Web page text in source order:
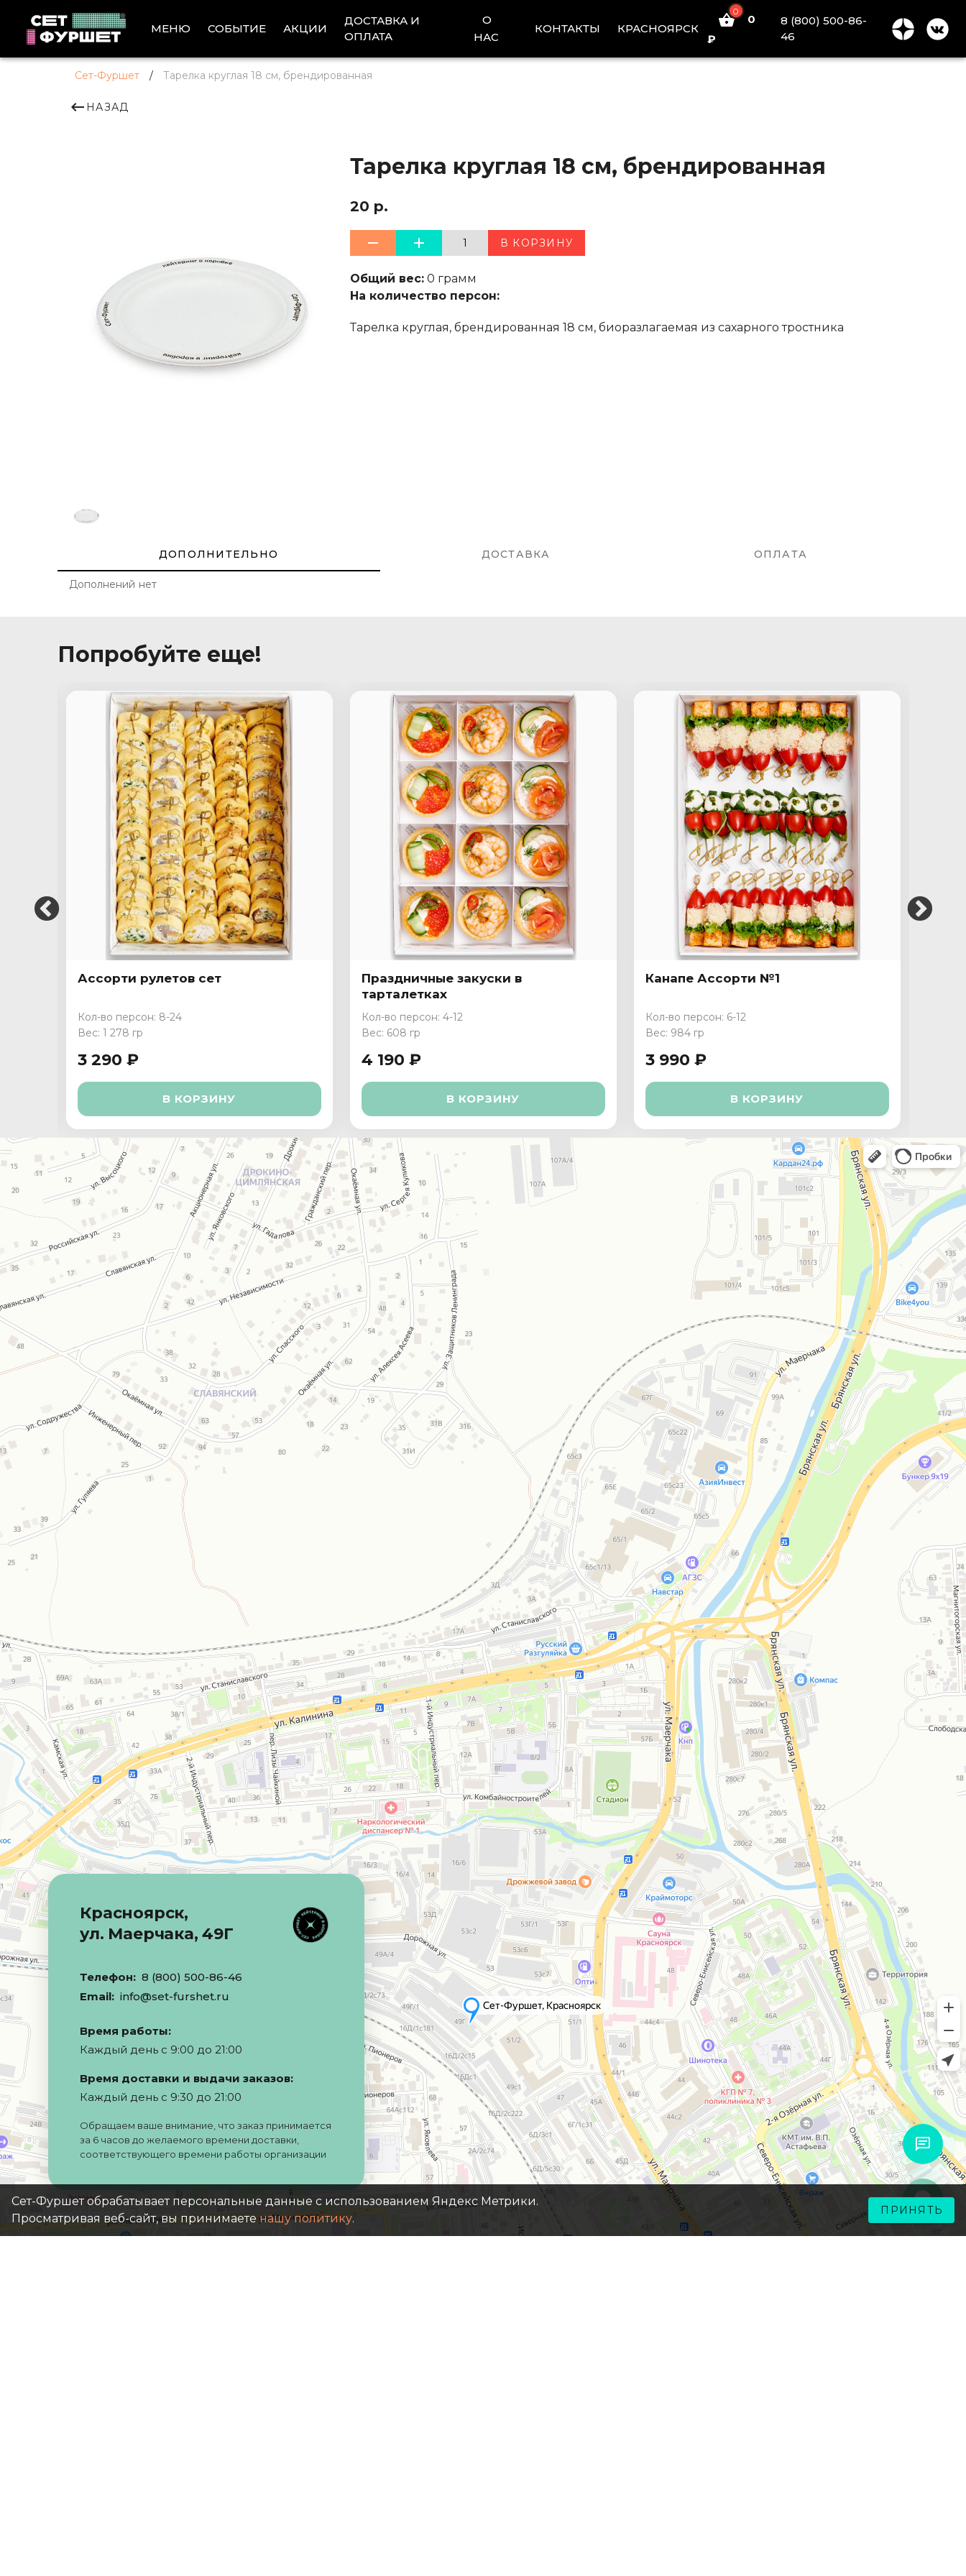
МЕНЮ СОБЫТИЕ АКЦИИ
ДОСТАВКА И
ОПЛАТА
О
НАС
КОНТАКТЫ КРАСНОЯРСК
0
0
₽
8 (800) 500-86-
46
Сет-Фуршет / Тарелка круглая 18 см, брендированная
НАЗАД
Тарелка круглая 18 см, брендированная
20 р.
1 В КОРЗИНУ
Общий вес:0 грамм
На количество персон:
Тарелка круглая, брендированная 18 см, биоразлагаемая из сахарного тростника
ДОПОЛНИТЕЛЬНО ДОСТАВКА ОПЛАТА
Дополнений нет
Попробуйте еще!
Ассорти рулетов сет
Кол-во персон: 8-24
Вес: 1 278 гр
3 290 ₽
В КОРЗИНУ
Праздничные закуски в
тарталетках
Кол-во персон: 4-12
Вес: 608 гр
4 190 ₽
В КОРЗИНУ
Канапе Ассорти №1
Кол-во персон: 6-12
Вес: 984 гр
3 990 ₽
В КОРЗИНУ
Красноярск,
ул. Маерчака, 49Г
Телефон: 8 (800) 500-86-46
Email: info@set-furshet.ru
Время работы:
Каждый день с 9:00 до 21:00
Время доставки и выдачи заказов:
Каждый день с 9:30 до 21:00
Обращаем ваше внимание, что заказ принимается
за 6 часов до желаемого времени доставки,
соответствующего времени работы организации
Сет-Фуршет обрабатывает персональные данные с использованием Яндекс Метрики.
Просматривая веб-сайт, вы принимаетенашу политику.
ПРИНЯТЬ